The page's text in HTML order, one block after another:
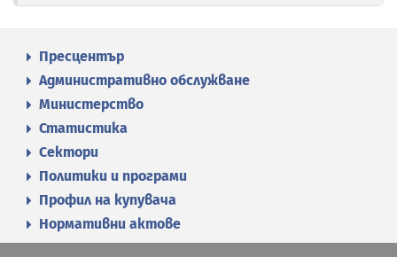
Пресцентър
Административно обслужване
Министерство
Статистика
Сектори
Политики и програми
Профил на купувача
Нормативни актове